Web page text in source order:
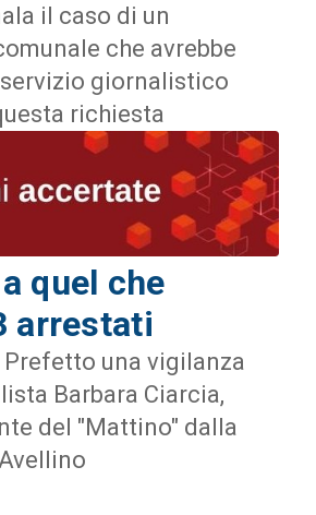
il caso di un
che avrebbe
giornalistico
richiesta
quel che
arrestati
Prefetto una vigilanza
Barbara Ciarcia,
del "Mattino" dalla